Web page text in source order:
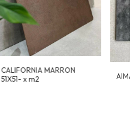
CALIFORNIA MARRON
51X51- x m2